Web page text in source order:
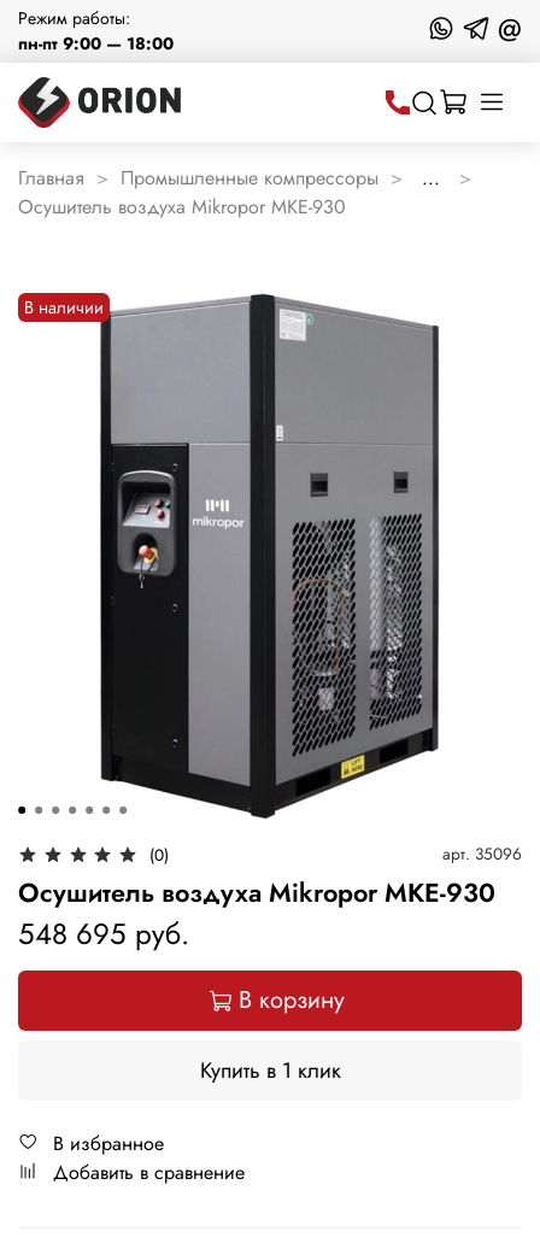
Режим работы:
пн-пт 9:00 — 18:00
@
Главная Промышленные компрессоры
...
Осушитель воздуха Mikropor MKE-930
В наличии
(0) арт. 35096
Осушитель воздуха Mikropor MKE-930
548 695 руб.
В корзину
Купить в 1 клик
В избранное
Добавить в сравнение